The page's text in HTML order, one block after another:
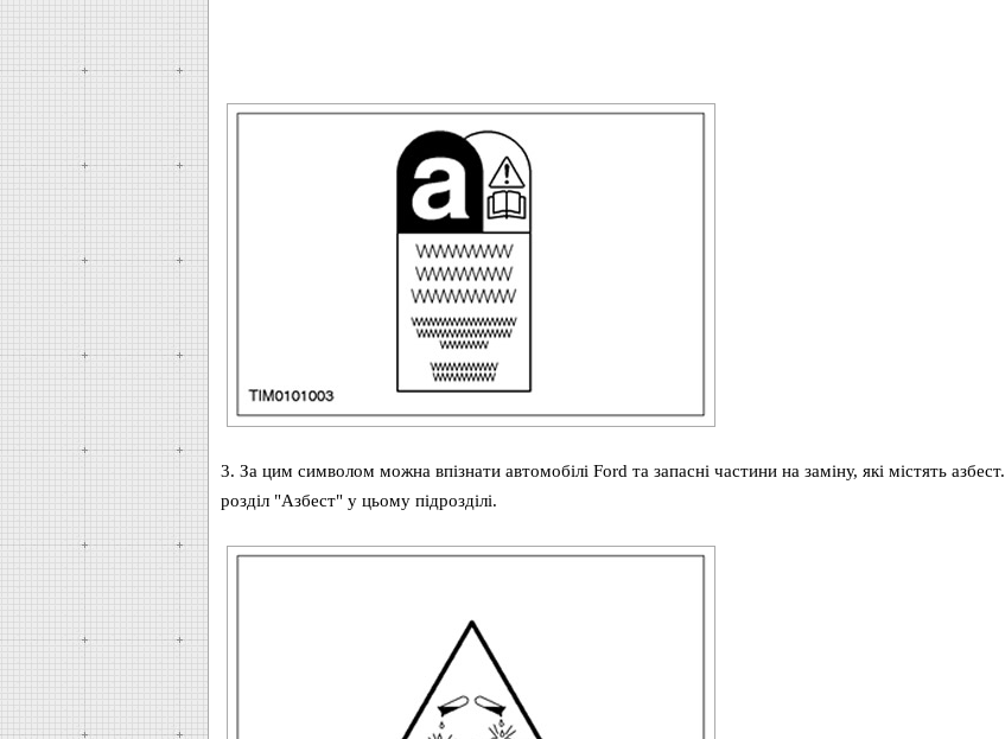
3. За цим символом можна впізнати автомобілі Ford та запасні частини на заміну, які містять азбест.
розділ "Азбест" у цьому підрозділі.